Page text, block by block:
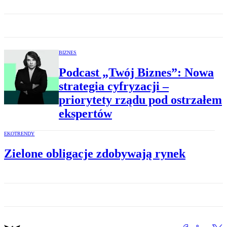
BIZNES
Podcast „Twój Biznes”: Nowa
strategia cyfryzacji –
priorytety rządu pod ostrzałem
ekspertów
EKOTRENDY
Zielone obligacje zdobywają rynek